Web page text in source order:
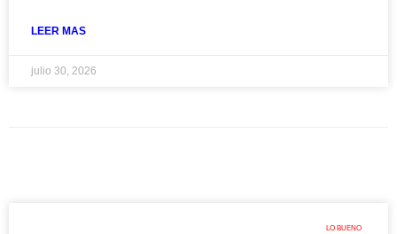
LEER MAS
julio 30, 2026
LO BUENO